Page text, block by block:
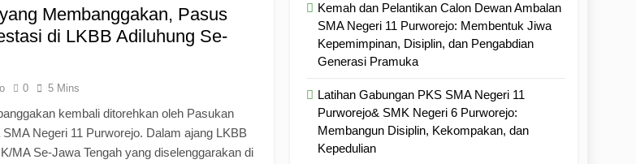
Membanggakan, Pasus
di LKBB Adiluhung Se-
0 5 Mins
kembali ditorehkan oleh Pasukan
Negeri 11 Purworejo. Dalam ajang LKBB
MA Se-Jawa Tengah yang diselenggarakan di
Kemah dan Pelantikan Calon Dewan Ambalan
SMA Negeri 11 Purworejo: Membentuk Jiwa
Kepemimpinan, Disiplin, dan Pengabdian
Generasi Pramuka
Latihan Gabungan PKS SMA Negeri 11
Purworejo& SMK Negeri 6 Purworejo:
Membangun Disiplin, Kekompakan, dan
Kepedulian